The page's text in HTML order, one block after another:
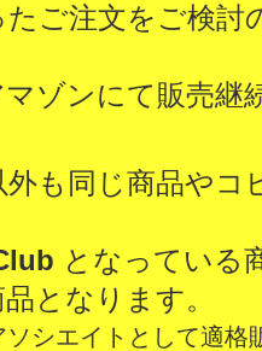
ご注文をご検討
ゾンにて販売継
も同じ商品やコ
となっている
となります。
シエイトとして適格